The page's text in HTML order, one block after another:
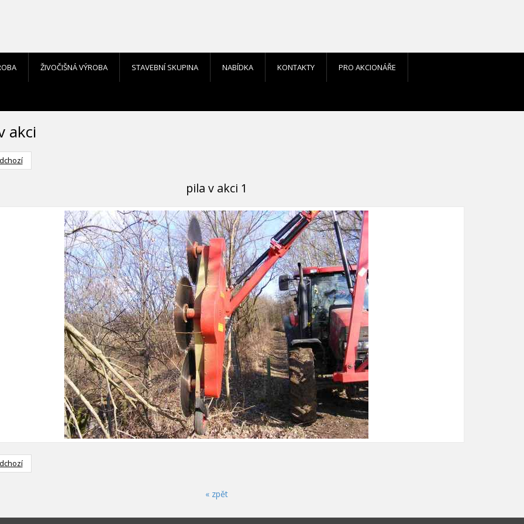
ŽIVOČIŠNÁ VÝROBA STAVEBNÍ SKUPINA NABÍDKA KONTAKTY PRO AKCIONÁŘE
akci
pila v akci 1
« zpět